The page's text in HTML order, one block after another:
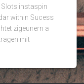
instaspin
within Sucess
zigeunern a
mit